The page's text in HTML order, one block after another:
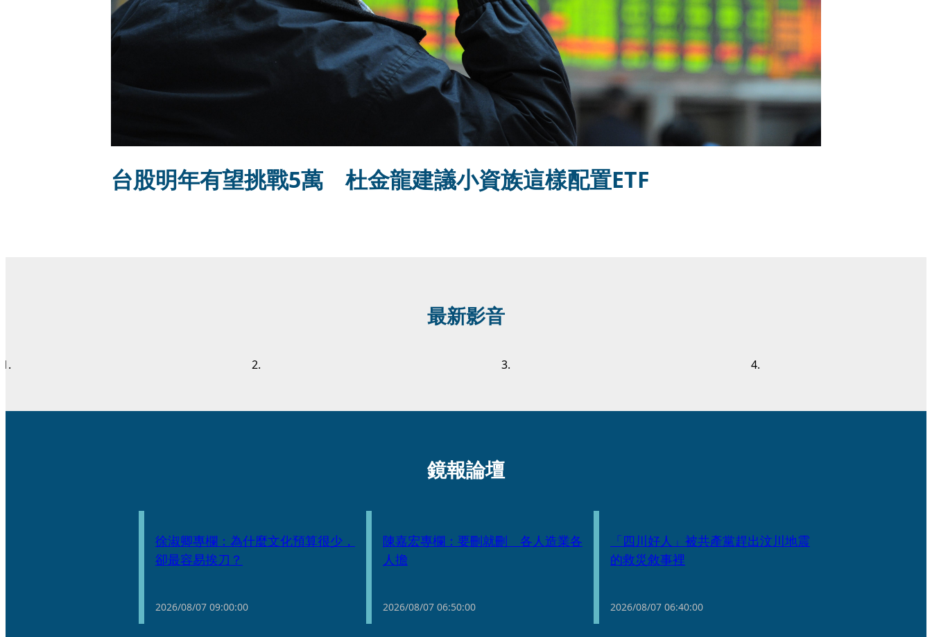
台股明年有望挑戰5萬 杜金龍建議小資族這樣配置ETF
最新影音
鏡報論壇
徐淑卿專欄：為什麼文化預算很少，
卻最容易挨刀？
2026/08/07 09:00:00
陳嘉宏專欄：要刪就刪 各人造業各
人擔
2026/08/07 06:50:00
「四川好人」被共產黨趕出汶川地震
的救災敘事裡
2026/08/07 06:40:00